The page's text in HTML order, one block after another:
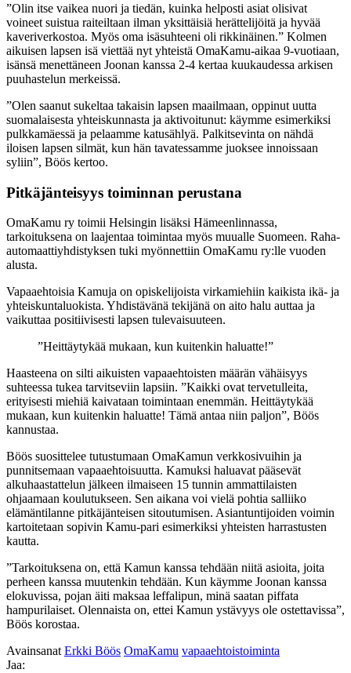
”Olin itse vaikea nuori ja tiedän, kuinka helposti asiat olisivat
voineet suistua raiteiltaan ilman yksittäisiä herättelijöitä ja hyvää
kaveriverkostoa. Myös oma isäsuhteeni oli rikkinäinen.” Kolmen
aikuisen lapsen isä viettää nyt yhteistä OmaKamu-aikaa 9-vuotiaan,
isänsä menettäneen Joonan kanssa 2-4 kertaa kuukaudessa arkisen
puuhastelun merkeissä.
”Olen saanut sukeltaa takaisin lapsen maailmaan, oppinut uutta
suomalaisesta yhteiskunnasta ja aktivoitunut: käymme esimerkiksi
pulkkamäessä ja pelaamme katusählyä. Palkitsevinta on nähdä
iloisen lapsen silmät, kun hän tavatessamme juoksee innoissaan
syliin”, Böös kertoo.
Pitkäjänteisyys toiminnan perustana
OmaKamu ry toimii Helsingin lisäksi Hämeenlinnassa,
tarkoituksena on laajentaa toimintaa myös muualle Suomeen. Raha-
automaattiyhdistyksen tuki myönnettiin OmaKamu ry:lle vuoden
alusta.
Vapaaehtoisia Kamuja on opiskelijoista virkamiehiin kaikista ikä- ja
yhteiskuntaluokista. Yhdistävänä tekijänä on aito halu auttaa ja
vaikuttaa positiivisesti lapsen tulevaisuuteen.
”Heittäytykää mukaan, kun kuitenkin haluatte!”
Haasteena on silti aikuisten vapaaehtoisten määrän vähäisyys
suhteessa tukea tarvitseviin lapsiin. ”Kaikki ovat tervetulleita,
erityisesti miehiä kaivataan toimintaan enemmän. Heittäytykää
mukaan, kun kuitenkin haluatte! Tämä antaa niin paljon”, Böös
kannustaa.
Böös suosittelee tutustumaan OmaKamun verkkosivuihin ja
punnitsemaan vapaaehtoisuutta. Kamuksi haluavat pääsevät
alkuhaastattelun jälkeen ilmaiseen 15 tunnin ammattilaisten
ohjaamaan koulutukseen. Sen aikana voi vielä pohtia salliiko
elämäntilanne pitkäjänteisen sitoutumisen. Asiantuntijoiden voimin
kartoitetaan sopivin Kamu-pari esimerkiksi yhteisten harrastusten
kautta.
”Tarkoituksena on, että Kamun kanssa tehdään niitä asioita, joita
perheen kanssa muutenkin tehdään. Kun käymme Joonan kanssa
elokuvissa, pojan äiti maksaa leffalipun, minä saatan piffata
hampurilaiset. Olennaista on, ettei Kamun ystävyys ole ostettavissa”,
Böös korostaa.
Avainsanat Erkki Böös OmaKamu vapaaehtoistoiminta
Jaa: